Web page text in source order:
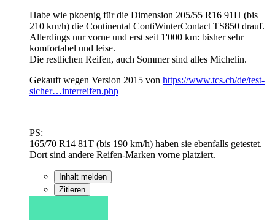
Habe wie pkoenig für die Dimension 205/55 R16 91H (bis
210 km/h) die Continental ContiWinterContact TS850 drauf.
Allerdings nur vorne und erst seit 1'000 km: bisher sehr
komfortabel und leise.
Die restlichen Reifen, auch Sommer sind alles Michelin.
Gekauft wegen Version 2015 von https://www.tcs.ch/de/test-
sicher…interreifen.php
PS:
165/70 R14 81T (bis 190 km/h) haben sie ebenfalls getestet.
Dort sind andere Reifen-Marken vorne platziert.
Inhalt melden
Zitieren